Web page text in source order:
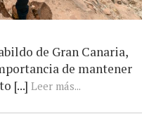
de Gran Canaria,
de mantener
[...] Leer más...